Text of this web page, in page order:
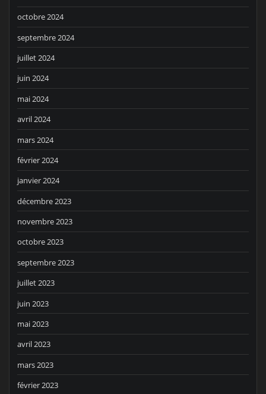
octobre 2024
septembre 2024
juillet 2024
juin 2024
mai 2024
avril 2024
mars 2024
février 2024
janvier 2024
décembre 2023
novembre 2023
octobre 2023
septembre 2023
juillet 2023
juin 2023
mai 2023
avril 2023
mars 2023
février 2023